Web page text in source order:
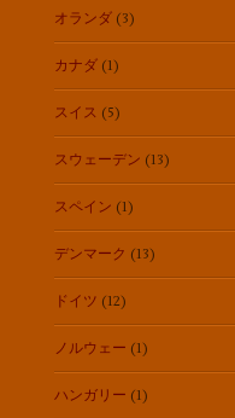
オランダ (3)
カナダ (1)
スイス (5)
スウェーデン (13)
スペイン (1)
デンマーク (13)
ドイツ (12)
ノルウェー (1)
ハンガリー (1)